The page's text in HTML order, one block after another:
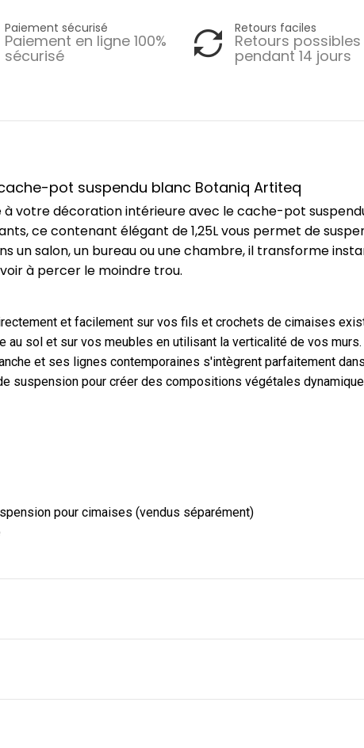
Paiement sécurisé
Paiement en ligne 100%
sécurisé
Retours faciles
Retours possibles
pendant 14 jours
pot suspendu blanc Botaniq Artiteq
votre décoration intérieure avec le cache-pot
ce contenant élégant de 1,25L vous permet de
un salon, un bureau ou une chambre, il transforme
à percer le moindre trou.
et facilement sur vos fils et crochets de cimaises
au sol et sur vos meubles en utilisant la verticalité de vos murs.
et ses lignes contemporaines s'intègrent parfaitement
suspension pour créer des compositions végétales
pour cimaises (vendus séparément)